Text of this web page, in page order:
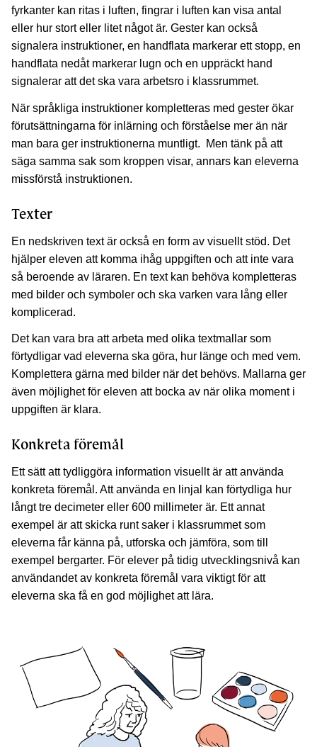
fyrkanter kan ritas i luften, fingrar i luften kan visa antal
eller hur stort eller litet något är. Gester kan också
signalera instruktioner, en handflata markerar ett stopp, en
handflata nedåt markerar lugn och en uppräckt hand
signalerar att det ska vara arbetsro i klassrummet.
När språkliga instruktioner kompletteras med gester ökar
förutsättningarna för inlärning och förståelse mer än när
man bara ger instruktionerna muntligt. Men tänk på att
säga samma sak som kroppen visar, annars kan eleverna
missförstå instruktionen.
Texter
En nedskriven text är också en form av visuellt stöd. Det
hjälper eleven att komma ihåg uppgiften och att inte vara
så beroende av läraren. En text kan behöva kompletteras
med bilder och symboler och ska varken vara lång eller
komplicerad.
Det kan vara bra att arbeta med olika textmallar som
förtydligar vad eleverna ska göra, hur länge och med vem.
Komplettera gärna med bilder när det behövs. Mallarna ger
även möjlighet för eleven att bocka av när olika moment i
uppgiften är klara.
Konkreta föremål
Ett sätt att tydliggöra information visuellt är att använda
konkreta föremål. Att använda en linjal kan förtydliga hur
långt tre decimeter eller 600 millimeter är. Ett annat
exempel är att skicka runt saker i klassrummet som
eleverna får känna på, utforska och jämföra, som till
exempel bergarter. För elever på tidig utvecklingsnivå kan
användandet av konkreta föremål vara viktigt för att
eleverna ska få en god möjlighet att lära.